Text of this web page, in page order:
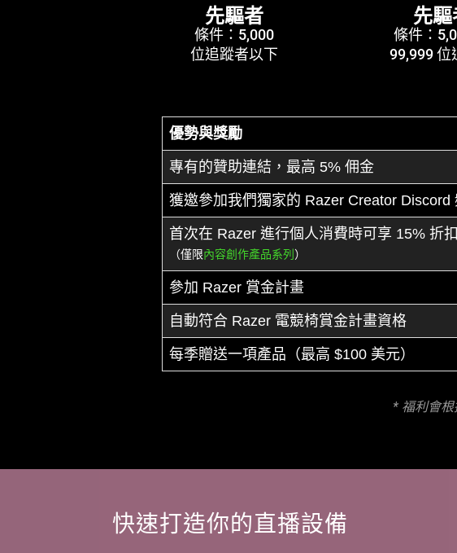
先驅者
條件：5,000
位追蹤者以下
先
條件：
99,999 位
優勢與獎勵
專有的贊助連結，最高 5% 佣金
獲邀參加我們獨家的 Razer Creator Discord
首次在 Razer 進行個人消費時可享 15% 折扣
（僅限內容創作產品系列 ）
參加 Razer 賞金計畫
自動符合 Razer 電競椅賞金計畫資格
每季贈送一項產品（最高 $100 美元）
* 福利會
快速打造你的直播設備